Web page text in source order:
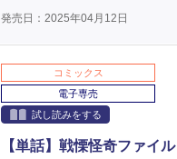
発売日：2025年04月12日
コミックス
電子専売
試し読みをする
【単話】戦慄怪奇ファイ